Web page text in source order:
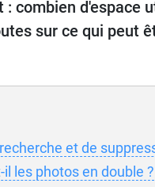
combien d'espace
sur ce qui peut
et de
les photos en double ?